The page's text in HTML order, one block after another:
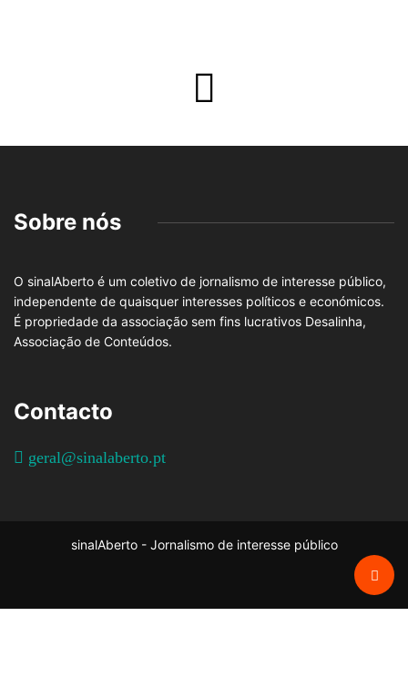
Sobre nós
O sinalAberto é um coletivo de jornalismo de interesse público,
independente de quaisquer interesses políticos e económicos.
É propriedade da associação sem fins lucrativos Desalinha,
Associação de Conteúdos.
Contacto
geral@sinalaberto.pt
sinalAberto - Jornalismo de interesse público